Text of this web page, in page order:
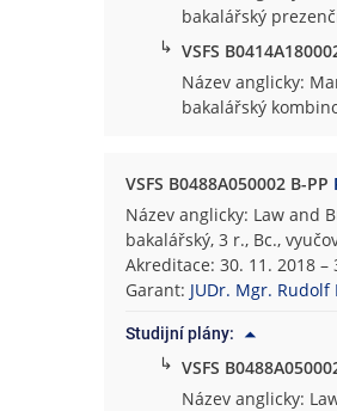
bakalářský
↳ VSFS
Název anglicky:
bakalářský
VSFS B0488A050002 B-PP
Název anglicky: Law and
bakalářský, 3 r., Bc.,
Akreditace: 30. 11. 2018 –
Garant: JUDr. Mgr. Rudolf
Studijní plány:
↳ VSFS
Název anglicky: